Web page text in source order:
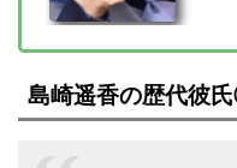
は、
をま
ださ
恋愛遍
さんは
島崎遥香の歴代彼